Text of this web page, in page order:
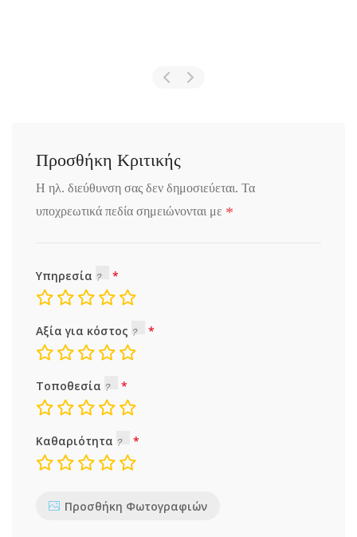
Προσθήκη Κριτικής
Η ηλ. διεύθυνση σας δεν δημοσιεύεται. Τα
υποχρεωτικά πεδία σημειώνονται με *
Υπηρεσία
Αξία για κόστος
Τοποθεσία
Καθαριότητα
Προσθήκη Φωτογραφιών